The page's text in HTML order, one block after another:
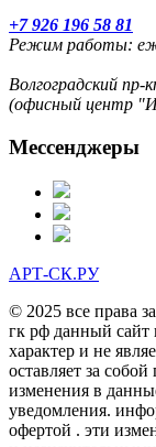
+7 926 196 58 81
Режим работы:
Волгоградский
(офисный центр
Мессенджеры
АРТ-СК.РУ
© 2025 все права
гк рф данный
характер и не
оставляет за
изменения в
уведомления.
офертой . эти